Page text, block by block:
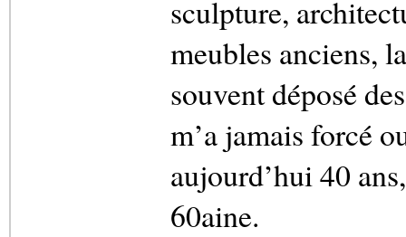
sculpture,
meubles anciens,
souvent déposé
m’a jamais forcé
aujourd’hui 40
60aine.